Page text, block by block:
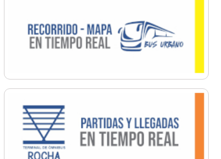
Ordenamiento
Promoción Social
Salud
Secretaría General